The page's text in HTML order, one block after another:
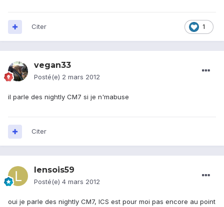
1
Citer
vegan33
Posté(e) 2 mars 2012
il parle des nightly CM7 si je n'mabuse
Citer
lensois59
Posté(e) 4 mars 2012
oui je parle des nightly CM7, ICS est pour moi pas encore au point